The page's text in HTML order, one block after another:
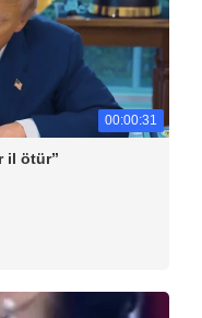
00:00:31
il ötür”